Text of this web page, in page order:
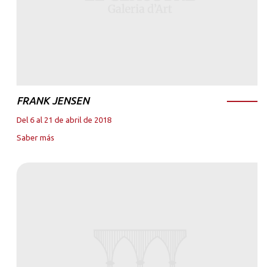
FRANK JENSEN
Del 6 al 21 de abril de 2018
Saber más